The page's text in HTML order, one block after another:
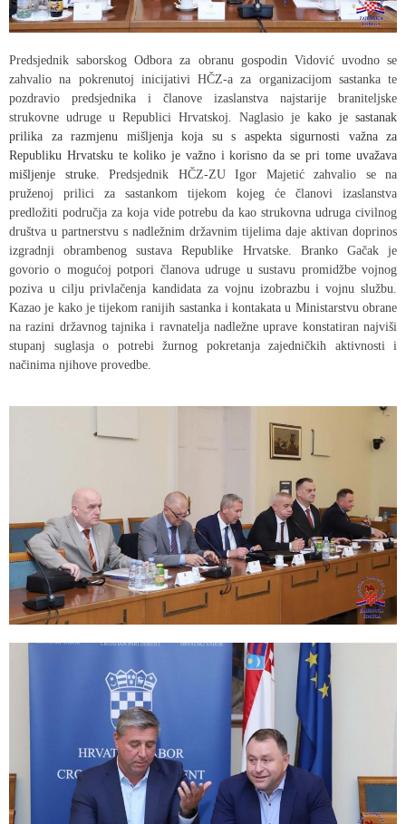
Predsjednik saborskog Odbora za obranu gospodin Vidović uvodno se
zahvalio na pokrenutoj inicijativi HČZ-a za organizacijom sastanka te
pozdravio predsjednika i članove izaslanstva najstarije braniteljske
strukovne udruge u Republici Hrvatskoj. Naglasio je kako je sastanak
prilika za razmjenu mišljenja koja su s aspekta sigurnosti važna za
Republiku Hrvatsku te koliko je važno i korisno da se pri tome uvažava
mišljenje struke. Predsjednik HČZ-ZU Igor Majetić zahvalio se na
pruženoj prilici za sastankom tijekom kojeg će članovi izaslanstva
predložiti područja za koja vide potrebu da kao strukovna udruga civilnog
društva u partnerstvu s nadležnim državnim tijelima daje aktivan doprinos
izgradnji obrambenog sustava Republike Hrvatske. Branko Gačak je
govorio o mogućoj potpori članova udruge u sustavu promidžbe vojnog
poziva u cilju privlačenja kandidata za vojnu izobrazbu i vojnu službu.
Kazao je kako je tijekom ranijih sastanka i kontakata u Ministarstvu obrane
na razini državnog tajnika i ravnatelja nadležne uprave konstatiran najviši
stupanj suglasja o potrebi žurnog pokretanja zajedničkih aktivnosti i
načinima njihove provedbe.